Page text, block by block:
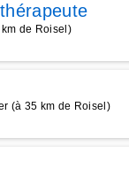
de Roisel)
(à 35 km de Roisel)